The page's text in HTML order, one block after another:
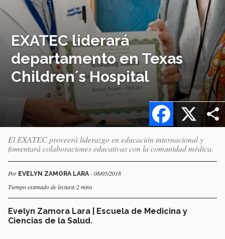
EXATEC liderará
departamento en Texas
Children´s Hospital
X
Facebook
El EXATEC proveerá liderazgo en educación internacional y
fomentará colaboraciones educativas con la comunidad médica.
Por EVELYN ZAMORA LARA - 08/05/2018
Tiempo estimado de lectura:2 mins
Evelyn Zamora Lara | Escuela de Medicina y
Ciencias de la Salud.